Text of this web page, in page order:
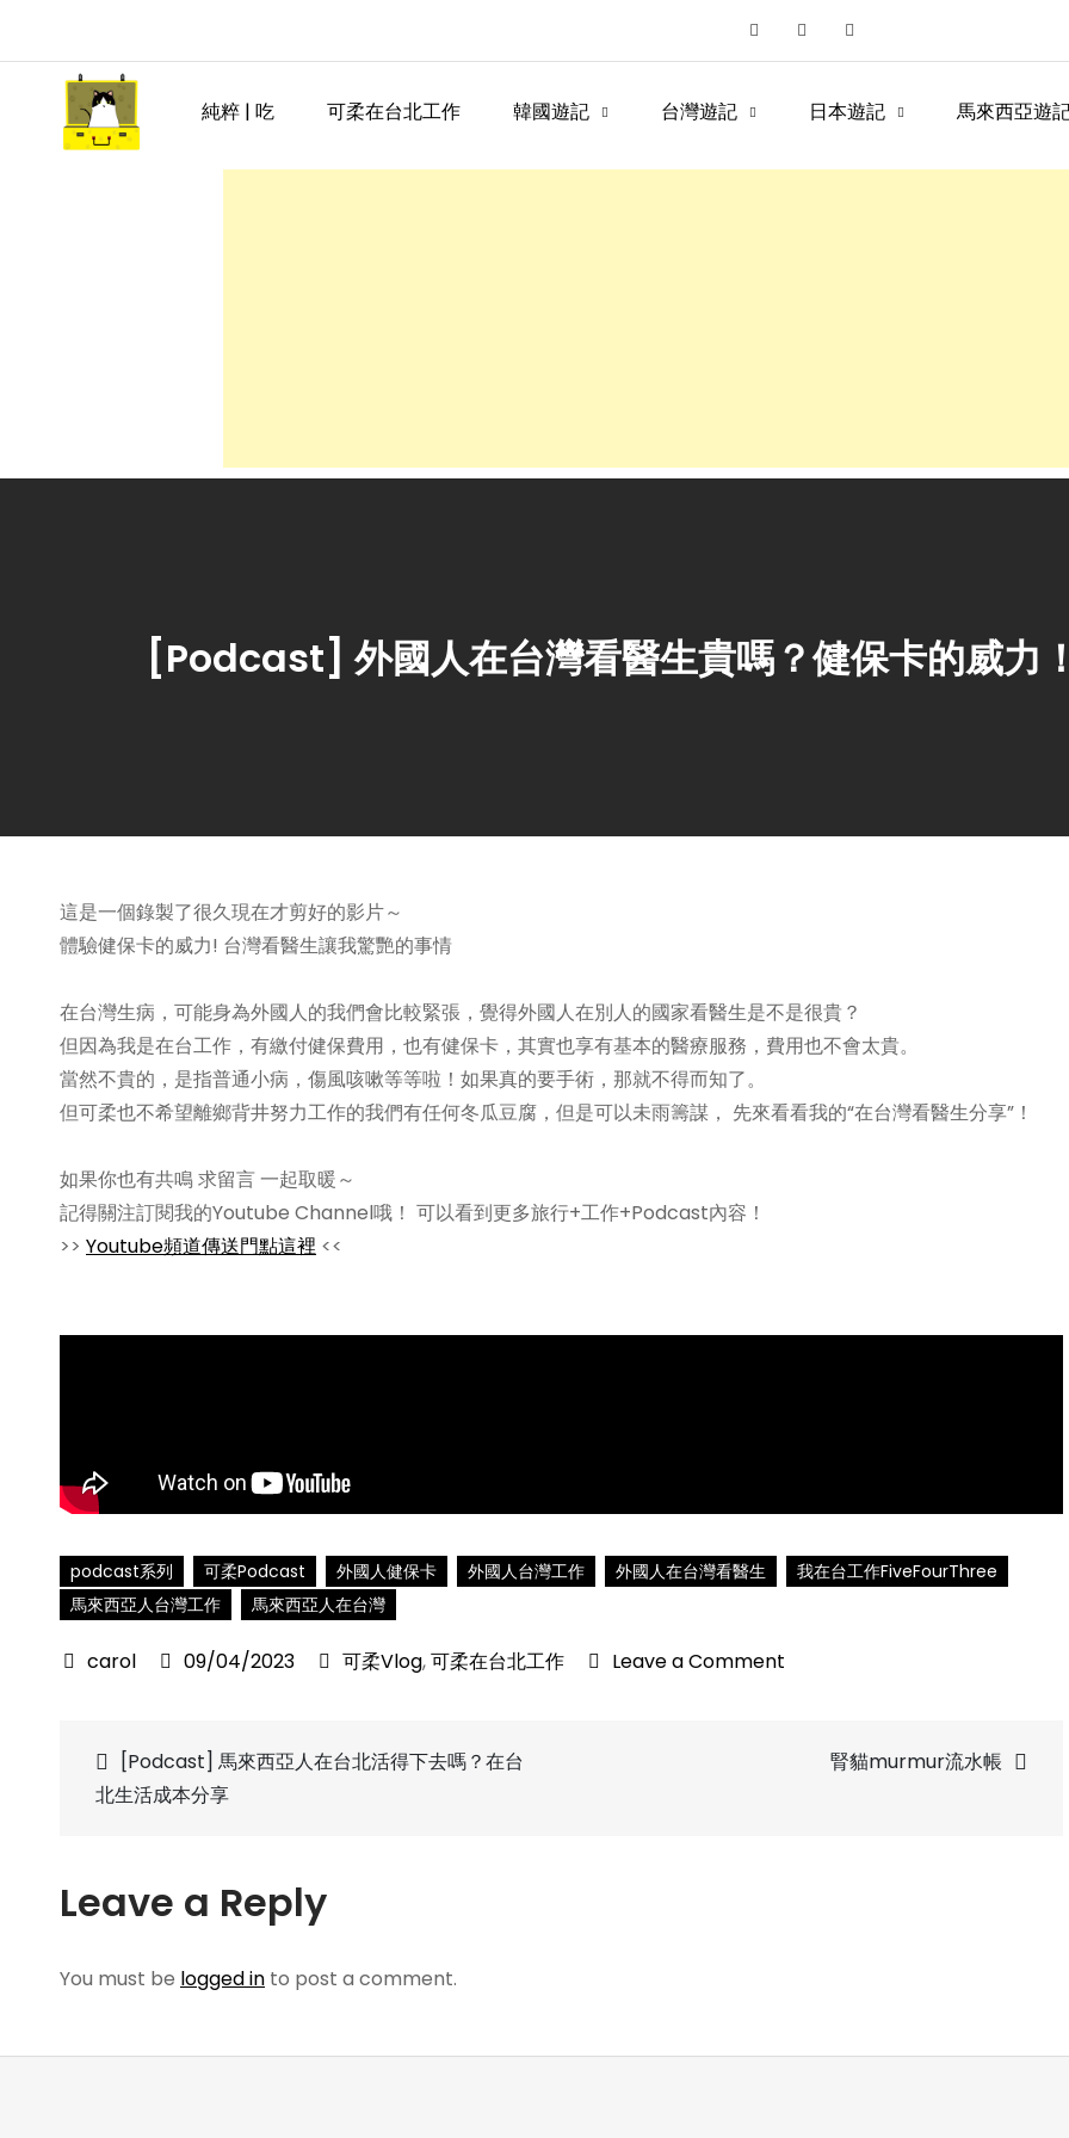
content
嘿 我要旅行 Hey Travel Life
遊記和美食分享部落格
純粹 | 吃 可柔在台北工作 韓國遊記 台灣遊記 日本遊記 馬來西亞遊
[Podcast] 外國人在台灣看醫生貴嗎？健保卡的威力
這是一個錄製了很久現在才剪好的影片～
體驗健保卡的威力! 台灣看醫生讓我驚艷的事情
在台灣生病，可能身為外國人的我們會比較緊張，覺得外國人在別人的國家看醫生是不是很貴？
但因為我是在台工作，有繳付健保費用，也有健保卡，其實也享有基本的醫療服務，費用也不會太貴。
當然不貴的，是指普通小病，傷風咳嗽等等啦！如果真的要手術，那就不得而知了。
但可柔也不希望離鄉背井努力工作的我們有任何冬瓜豆腐，但是可以未雨籌謀， 先來看看我的“在台灣看醫生分享”！
如果你也有共鳴 求留言 一起取暖～
記得關注訂閱我的Youtube Channel哦！ 可以看到更多旅行+工作+Podcast內容！
>> Youtube頻道傳送門點這裡 <<
podcast系列 可柔Podcast 外國人健保卡 外國人台灣工作 外國人在台灣看醫生
我在台工作FiveFourThree
馬來西亞人台灣工作
馬來西亞人在台灣
09/04/2023 可柔Vlog,可柔在台北工作 Leave a Comment
嗎？
Post
[Podcast] 馬來西亞人在台北活得下去嗎？在台
北生活成本分享
腎貓murmur流水帳
Leave a Reply
You must be logged in to post a comment.